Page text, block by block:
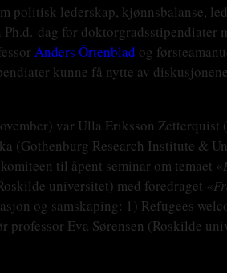
politisk lederskap, kjønnsbalanse,
dag for doktorgradsstipendiater
Anders Örtenblad og
kunne få nytte av
var Ulla Eriksson
(Gothenburg Research Institute &
til åpent seminar om temaet «
universitet) med foredraget «
og samskaping: 1) Refugees
Eva Sørensen (Roskilde